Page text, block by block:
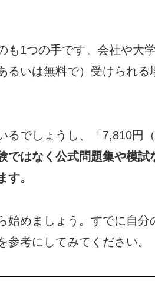
も1つの手です。会社や大
るいは無料で）受けられる
るでしょうし、「7,810円
ではなく公式問題集や模試
。
始めましょう。すでに自分
考にしてみてください。